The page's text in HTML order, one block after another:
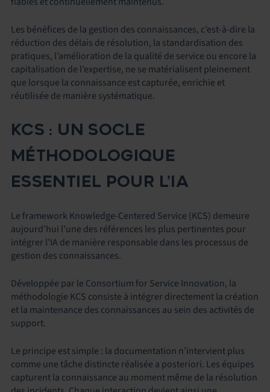
Les bénéfices de la gestion des connaissances, c’est-à-dire la
réduction des délais de résolution, la standardisation des
pratiques, l’amélioration de la qualité de service ou encore la
capitalisation de l’expertise, ne se matérialisent pleinement
que lorsque la connaissance est capturée, enrichie et
réutilisée de manière systématique.
KCS : UN SOCLE
MÉTHODOLOGIQUE
ESSENTIEL POUR L’IA
Le framework Knowledge-Centered Service (KCS) demeure
aujourd’hui l’une des références les plus pertinentes pour
intégrer l’IA de manière responsable dans les processus de
gestion des connaissances.
Développée par le Consortium for Service Innovation, la
méthodologie KCS consiste à intégrer directement la création
et la maintenance des connaissances au sein des activités de
support.
Le principe est simple : la documentation n’intervient plus
comme une tâche distincte réalisée a posteriori. Les équipes
capturent la connaissance au moment même de la résolution